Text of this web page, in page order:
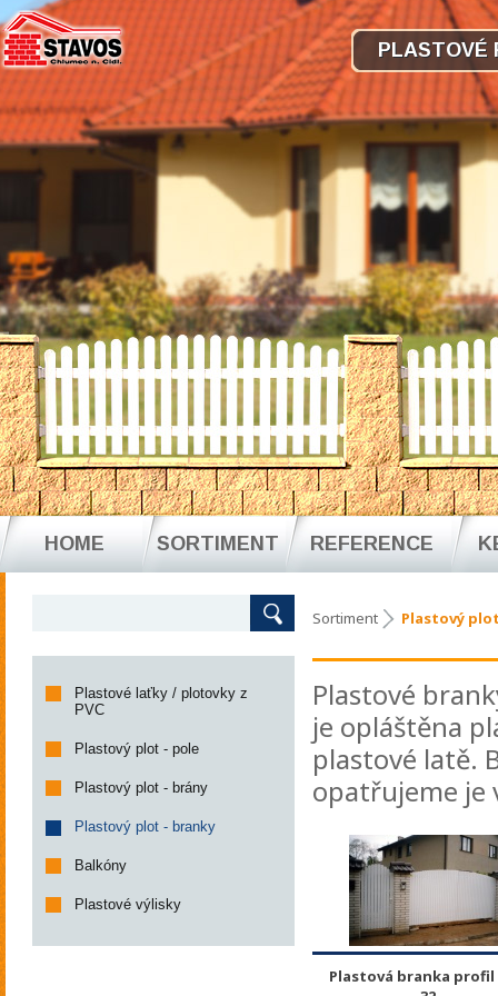
HOME SORTIMENT REFERENCE
PLASTOVÉ
Plastové laťky / plotovky z
PVC
Plastový plot - pole
Plastový plot - brány
Plastový plot - branky
Balkóny
Plastové výlisky
Sortiment Plastový
Plastové
je opláštěna
plastové latě.
opatřujeme je
Plastová branka profil